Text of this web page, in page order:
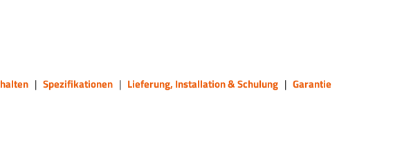
| Spezifikationen | Lieferung, Installation & Schulung | Garantie